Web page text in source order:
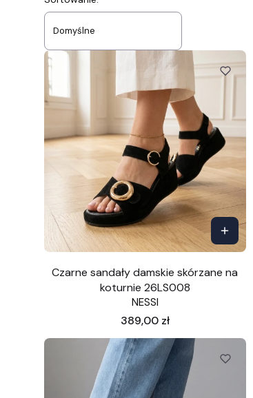
Lista produktów
Domyślne
Czarne sandały damskie skórzane na
koturnie 26LS008
NESSI
Cena
389,00 zł